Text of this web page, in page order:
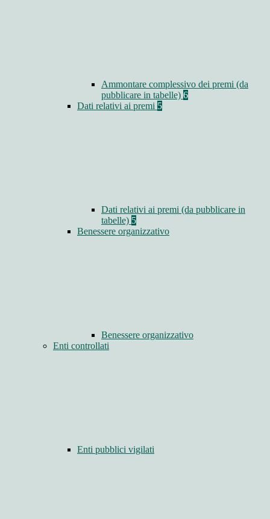
Ammontare complessivo dei premi (da
pubblicare in tabelle) 6
Dati relativi ai premi 5
Dati relativi ai premi (da pubblicare in
tabelle) 5
Benessere organizzativo
Benessere organizzativo
Enti controllati
Enti pubblici vigilati